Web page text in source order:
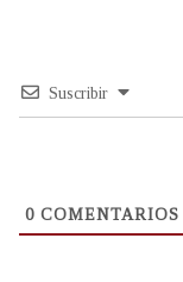
Suscribir
0 COMENTARIOS